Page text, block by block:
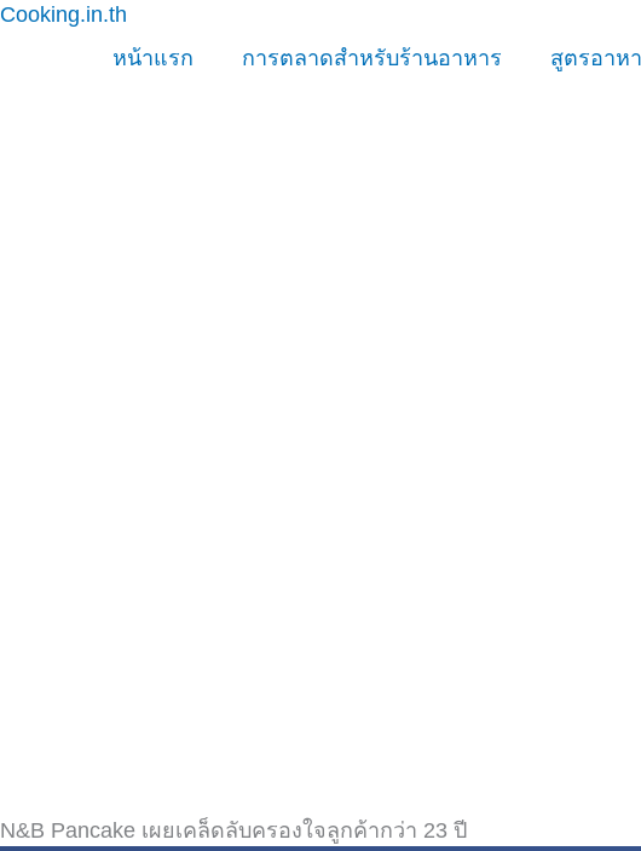
Skip
Cooking.in.th
หน้าแรก
การตลาดสำหรับร้านอาหาร สูตรอาห
N&B Pancake เผยเคล็ดลับครองใจลูกค้ากว่า 23 ปี